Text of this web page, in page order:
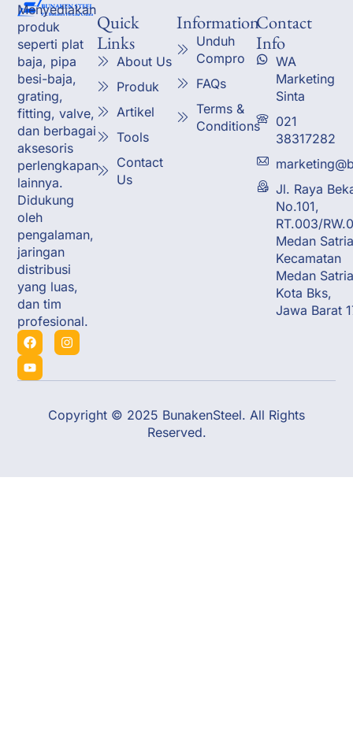
Menyediakan
produk
seperti plat
baja, pipa
besi-baja,
grating,
fitting, valve,
dan berbagai
aksesoris
perlengkapan
lainnya.
Didukung
oleh
pengalaman,
jaringan
distribusi
yang luas,
dan tim
profesional.
Quick
Links
About Us
Produk
Artikel
Tools
Contact
Us
Information
Unduh
Compro
FAQs
Terms &
Conditions
Contact
Info
WA
Marketing
Sinta
021
38317282
Jl. Raya
No.101,
RT.003/
Medan
Kecamatan
Medan
Kota Bks,
Jawa Barat
Copyright © 2025 BunakenSteel. All Rights
Reserved.